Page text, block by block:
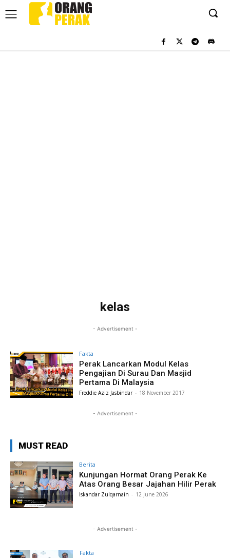
kelas
- Advertisement -
Fakta
Perak Lancarkan Modul Kelas
Pengajian Di Surau Dan Masjid
Pertama Di Malaysia
Freddie Aziz Jasbindar - 18 November 2017
- Advertisement -
MUST READ
Berita
Kunjungan Hormat Orang Perak Ke
Atas Orang Besar Jajahan Hilir Perak
Iskandar Zulqarnain - 12 June 2026
- Advertisement -
Fakta